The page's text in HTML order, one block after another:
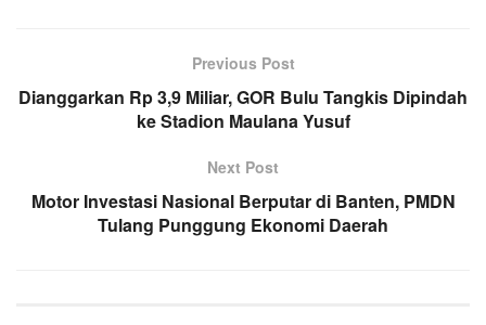
Previous Post
Dianggarkan Rp 3,9 Miliar, GOR Bulu Tangkis Dipindah
ke Stadion Maulana Yusuf
Next Post
Motor Investasi Nasional Berputar di Banten, PMDN
Tulang Punggung Ekonomi Daerah